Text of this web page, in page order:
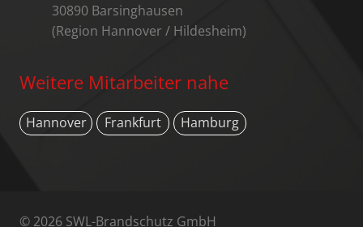
30890 Barsinghausen
(Region Hannover / Hildesheim)
Weitere Mitarbeiter nahe
Hannover Frankfurt Hamburg
© 2026 SWL-Brandschutz GmbH